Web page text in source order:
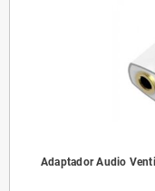
Adaptador Audio